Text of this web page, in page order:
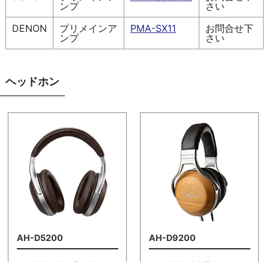
ンプ
さい
DENON
プリメインア
ンプ
PMA-SX11
お問合せ下
さい
ヘッドホン
AH-D5200 AH-D9200